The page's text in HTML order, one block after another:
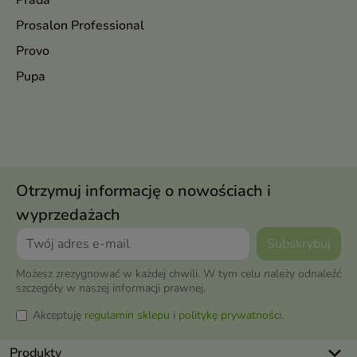
Prosalon Professional
Provo
Pupa
Otrzymuj informację o nowościach i
wyprzedażach
Możesz zrezygnować w każdej chwili. W tym celu należy odnaleźć
szczegóły w naszej informacji prawnej.
Akceptuję regulamin sklepu i politykę prywatności.
Produkty